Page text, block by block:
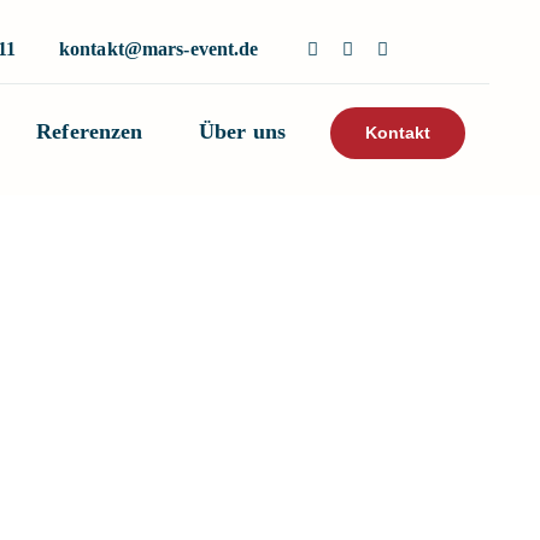
kontakt@mars-event.de
Referenzen Über uns Kontakt